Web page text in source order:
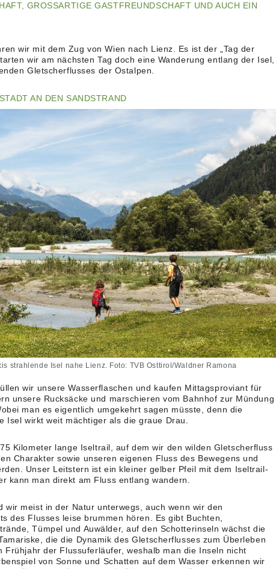
GROSSARTIGE GASTFREUNDSCHAFT UND AUCH EIN S
wir mit dem Zug von Wien nach Lienz. Es ist der „Tag der
wir am nächsten Tag doch eine Wanderung entlang der Isel,
Gletscherflusses der Ostalpen.
AN DEN SANDSTRAND
strahlende Isel nahe Lienz. Foto: TVB Osttirol/Waldner Ramona
wir unsere Wasserflaschen und kaufen Mittagsproviant für
unsere Rucksäcke und marschieren vom Bahnhof zur Mündung
man es eigentlich umgekehrt sagen müsste, denn die
Isel wirkt weit mächtiger als die graue Drau.
Kilometer lange Iseltrail, auf dem wir den wilden Gletscherfluss
Charakter sowie unseren eigenen Fluss des Bewegens und
Unser Leitstern ist ein kleiner gelber Pfeil mit dem Iseltrail-
kann man direkt am Fluss entlang wandern.
wir meist in der Natur unterwegs, auch wenn wir den
des Flusses leise brummen hören. Es gibt Buchten,
Tümpel und Auwälder, auf den Schotterinseln wächst die
die die Dynamik des Gletscherflusses zum Überleben
Frühjahr der Flussuferläufer, weshalb man die Inseln nicht
von Sonne und Schatten auf dem Wasser erkennen wir